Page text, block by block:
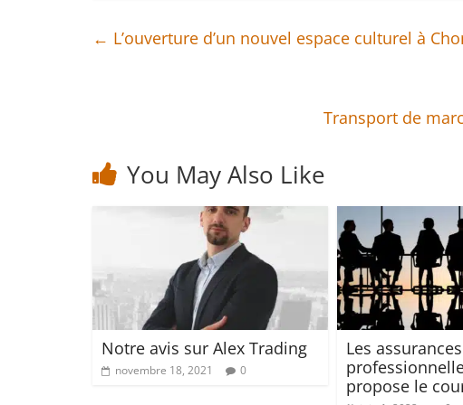
← L’ouverture d’un nouvel espace culturel à
Transport de
You May Also Like
Notre avis sur Alex Trading
novembre 18, 2021 0
Les assurances
propose le